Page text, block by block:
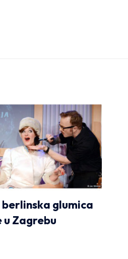
berlinska glumica
u Zagrebu